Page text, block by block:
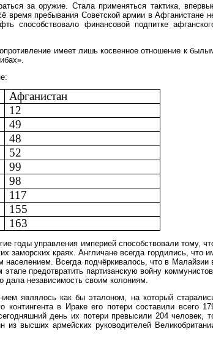
за оружие. Стала применяться тактика,
время пребывания Советской армии в Афганистане
способствовало финансовой подпитке
имеет лишь косвенное отношение к
Афганистан
12
49
48
52
99
98
117
155
163
годы управления империей способствовали тому,
заморских краях. Англичане всегда гордились, что
Всегда подчёркивалось, что в Малайзии
предотвратить партизанскую войну
дала независимость своим колониям.
являлось как бы эталоном, на который
в Ираке его потери составили всего
день их потери превысили 204 человек,
высших армейских руководителей